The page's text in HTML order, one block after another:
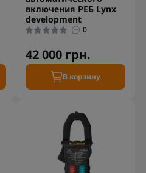
включения РЕБ Lynx
development
0
42 000 грн.
В корзину